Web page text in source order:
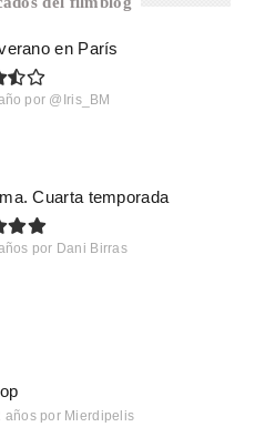
en París
por @Iris_BM
Cuarta temporada
por Dani Birras
años por Mierdipelis